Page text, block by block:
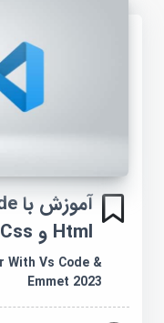
Html و Css را 5 برابر سریعتر بنویسید
With Vs Code &
Emmet 2023